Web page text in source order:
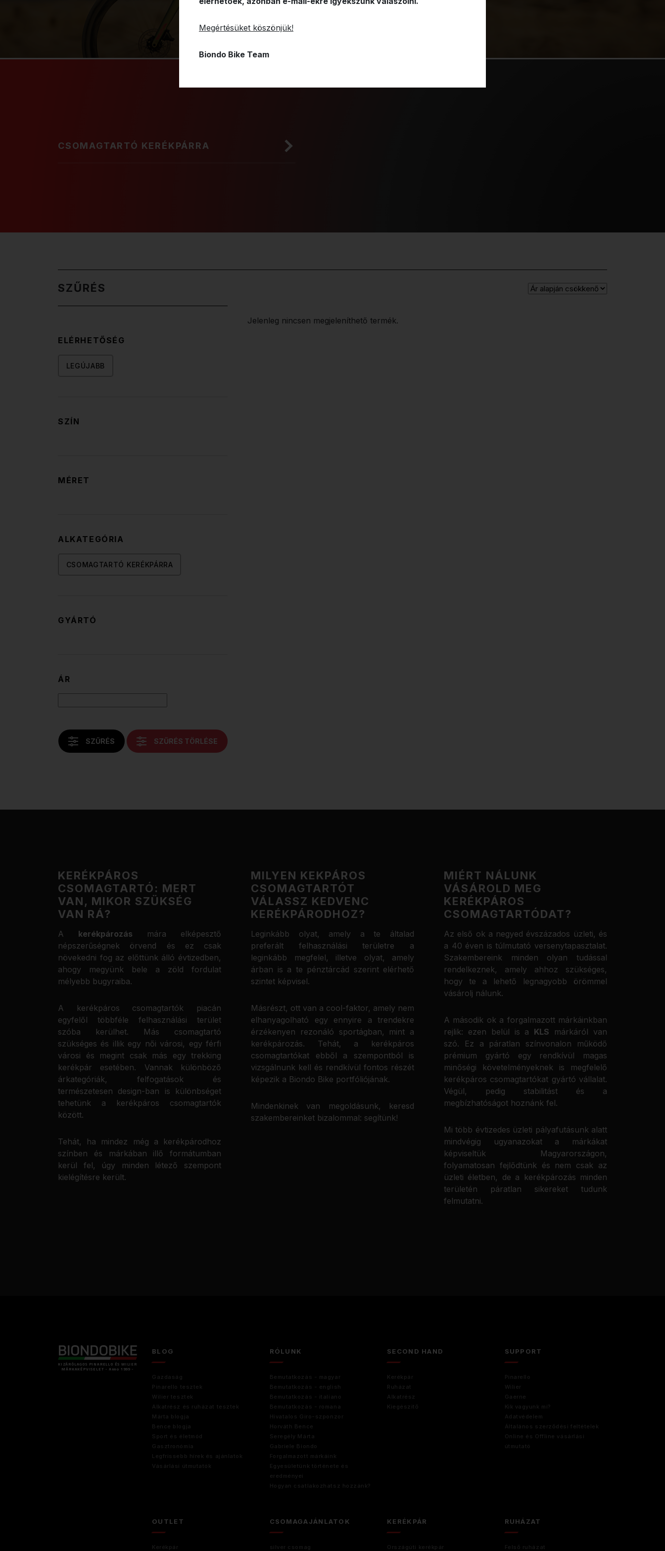
CSOMAGTARTÓ KERÉKPÁRRA
SZŰRÉS
ELÉRHETŐSÉG
LEGÚJABB
SZÍN
MÉRET
ALKATEGÓRIA
CSOMAGTARTÓ KERÉKPÁRRA
GYÁRTÓ
ÁR
SZŰRÉS SZŰRÉS TÖRLÉSE
Jelenleg nincsen megjeleníthető termék.
KERÉKPÁROS
CSOMAGTARTÓ: MERT
VAN, MIKOR SZÜKSÉG
VAN RÁ?
A kerékpározás mára elképesztő
népszerűségnek örvend és ez csak
növekedni fog az előttünk álló évtizedben,
ahogy megyünk bele a zöld fordulat
mélyebb bugyraiba.
A kerékpáros csomagtartók piacán
egyfelől többféle felhasználási terület
szóba kerülhet. Más csomagtartó
szükséges és illik egy női városi, egy férfi
városi és megint csak más egy trekking
kerékpár esetében. Vannak különböző
árkategóriák, felfogatások és
természetesen design-ban is különbséget
tehetünk a kerékpáros csomagtartók
között.
Tehát, ha mindez még a kerékpárodhoz
színben és márkában illő formátumban
kerül fel, úgy minden létező szempont
kielégítésre került.
MILYEN KEKPÁROS
CSOMAGTARTÓT
VÁLASSZ KEDVENC
KERÉKPÁRODHOZ?
Leginkább olyat, amely a te általad
preferált felhasználási területre a
leginkább megfelel, illetve olyat, amely
árban is a te pénztárcád szerint elérhető
szintet képvisel.
Másrészt, ott van a cool-faktor, amely nem
elhanyagolható egy ennyire a trendekre
érzékenyen rezonáló sportágban, mint a
kerékpározás. Tehát, a kerékpáros
csomagtartókat ebből a szempontból is
vizsgálnunk kell és rendkívül fontos részét
képezik a Biondo Bike portfóliójának.
Mindenkinek van megoldásunk, keresd
szakembereinket bizalommal: segítünk!
MIÉRT NÁLUNK
VÁSÁROLD MEG
KERÉKPÁROS
CSOMAGTARTÓDAT?
Az első ok a negyed évszázados üzleti, és
a 40 éven is túlmutató versenytapasztalat.
Szakembereink minden olyan tudással
rendelkeznek, amely ahhoz szükséges,
hogy te a lehető legnagyobb örömmel
vásárolj nálunk.
A második ok a forgalmazott márkáinkban
rejlik: ezen belül is a KLS márkáról van
szó. Ez a páratlan színvonalon működő
prémium gyártó egy rendkívül magas
minőségi követelményeknek is megfelelő
kerékpáros csomagtartókat gyártó vállalat.
Végül, pedig stabilitást és a
megbízhatóságot hoznánk fel.
Mi több évtizedes üzleti pályafutásunk alatt
mindvégig ugyanazokat a márkákat
képviseltük Magyarországon,
folyamatosan fejlődtünk és nem csak az
üzleti életben, de a kerékpározás minden
területén páratlan sikereket tudunk
felmutatni.
KIZÁRÓLAGOS PINARELLO ÉS WILIER
MÁRKAKÉPVISELET - Anno 1999 -
BLOG
Gazdaság
Pinarello tesztek
Wilier tesztek
Alkatrész és ruházat tesztek
Márta blogja
Bence blogja
Sport és életmód
Gasztronómia
Legfrissebb hírek és ajánlatok
Vásárlási útmutatók
RÓLUNK
Bemutatkozás - magyar
Bemutatkozás - english
Bemutatkozás - italiano
Bemutatkozás - romana
Hivatalos Giro-szponzor
Horváth Bence
Seregély Márta
Gabriele Biondo
Forgalmazott márkáink
Egyesületünk története és
eredményei
Hogyan csatlakozhatsz hozzánk?
SECOND HAND
Kerékpár
Ruházat
Alkatrész
Kiegészitő
SUPPORT
Pinarello
Wilier
Gaerne
Kik vagyunk mi?
Adatvédelem
Általános szerződési feltételek
Online és Offline vásárlási
útmutató
OUTLET
Kerékpár
CSOMAGAJÁNLATOK
silver csomag
KERÉKPÁR
Országúti kerékpár
RUHÁZAT
Felső ruházat
Megértésüket köszönjük!
Biondo Bike Team